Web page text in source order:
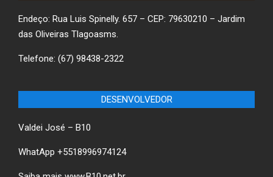
Endeço: Rua Luis Spinelly. 657 – CEP: 79630210 – Jardim
das Oliveiras Tlagoasms.
Telefone: (67) 98438-2322
DESENVOLVEDOR
Valdei José – B10
WhatApp +5518996974124